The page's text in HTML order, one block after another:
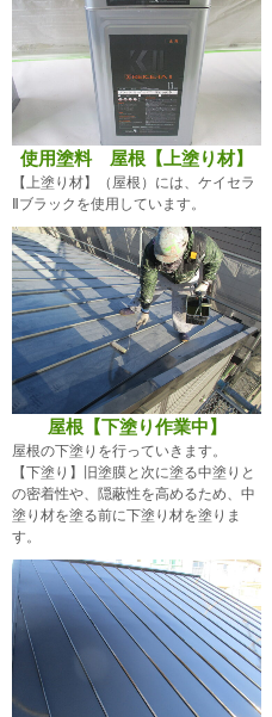
使用塗料 屋根【上塗り材】
【上塗り材】（屋根）には、ケイセラ
Ⅱブラックを使用しています。
屋根【下塗り作業中】
屋根の下塗りを行っていきます。
【下塗り】旧塗膜と次に塗る中塗りと
の密着性や、隠蔽性を高めるため、中
塗り材を塗る前に下塗り材を塗りま
す。